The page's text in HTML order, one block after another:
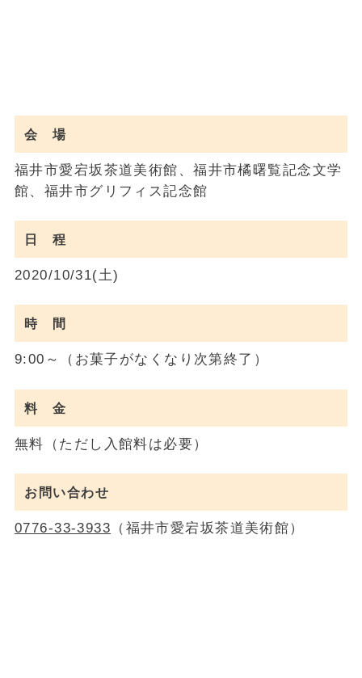
会 場
福井市愛宕坂茶道美術館、福井市橘曙覧記念文学
館、福井市グリフィス記念館
日 程
2020/10/31(土)
時 間
9:00～（お菓子がなくなり次第終了）
料 金
無料（ただし入館料は必要）
お問い合わせ
0776-33-3933 （福井市愛宕坂茶道美術館）